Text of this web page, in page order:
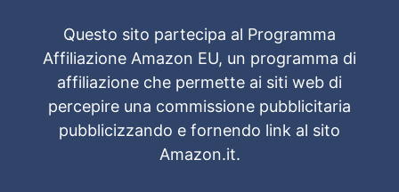
Questo sito partecipa al Programma
Affiliazione Amazon EU, un programma di
affiliazione che permette ai siti web di
percepire una commissione pubblicitaria
pubblicizzando e fornendo link al sito
Amazon.it.